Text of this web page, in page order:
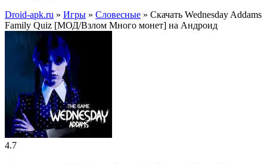
Droid-apk.ru » Игры » Словесные » Скачать Wednesday Addams
Family Quiz [МОД/Взлом Много монет] на Андроид
4.7